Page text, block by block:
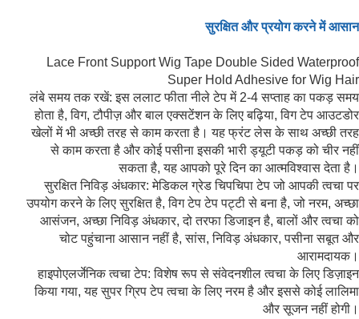
सुरक्षित और प्रयोग करने में आसान
लंबे समय तक रखें: इस ललाट फीता नीले टेप में 2-4 सप्ताह का पकड़ समय
होता है, विग, टौपीज़ और बाल एक्सटेंशन के लिए बढ़िया, विग टेप आउटडोर
खेलों में भी अच्छी तरह से काम करता है। यह फ्रंट लेस के साथ अच्छी तरह
से काम करता है और कोई पसीना इसकी भारी ड्यूटी पकड़ को चीर नहीं
सकता है, यह आपको पूरे दिन का आत्मविश्वास देता है।
सुरक्षित निविड़ अंधकार: मेडिकल ग्रेड चिपचिपा टेप जो आपकी त्वचा पर
उपयोग करने के लिए सुरक्षित है, विग टेप टेप पट्टी से बना है, जो नरम, अच्छा
आसंजन, अच्छा निविड़ अंधकार, दो तरफा डिजाइन है, बालों और त्वचा को
चोट पहुंचाना आसान नहीं है, सांस, निविड़ अंधकार, पसीना सबूत और
आरामदायक।
हाइपोएलर्जेनिक त्वचा टेप: विशेष रूप से संवेदनशील त्वचा के लिए डिज़ाइन
किया गया, यह सुपर ग्रिप टेप त्वचा के लिए नरम है और इससे कोई लालिमा
और सूजन नहीं होगी।